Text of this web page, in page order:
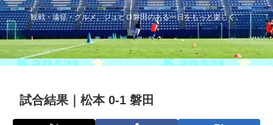
観戦・遠征・グルメ。ジュビロ磐田のある一日をもっと楽しく。
試合結果｜松本 0-1 磐田